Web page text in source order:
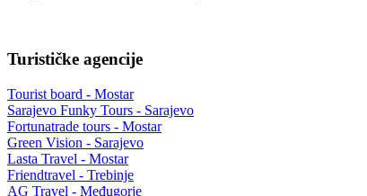
Turističke agencije
Tourist board - Mostar
Sarajevo Funky Tours - Sarajevo
Fortunatrade tours - Mostar
Green Vision - Sarajevo
Lasta Travel - Mostar
Friendtravel - Trebinje
AG Travel - Međugorje